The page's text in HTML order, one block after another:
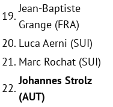
19.
Jean-Baptiste
Grange (FRA)
20. Luca Aerni (SUI)
21. Marc Rochat (SUI)
22.
Johannes Strolz
(AUT)